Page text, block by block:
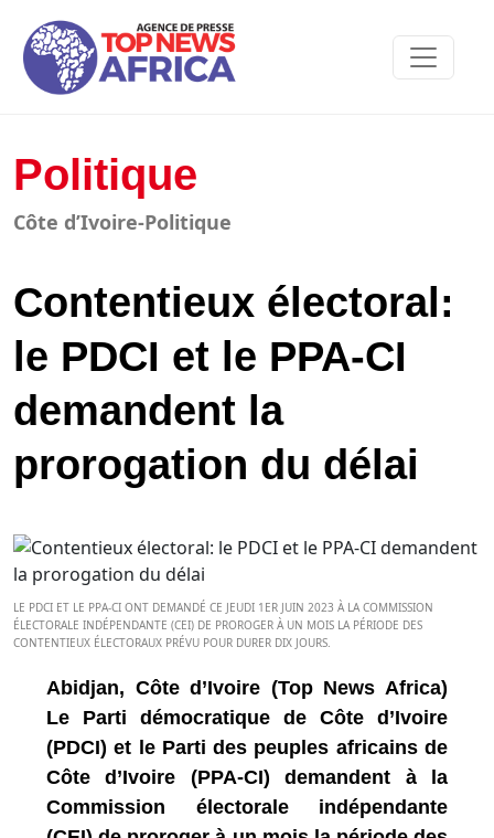
Politique
Côte d’Ivoire-Politique
Contentieux électoral:
le PDCI et le PPA-CI
demandent la
prorogation du délai
LE PDCI ET LE PPA-CI ONT DEMANDÉ CE JEUDI 1ER JUIN 2023 À LA COMMISSION
ÉLECTORALE INDÉPENDANTE (CEI) DE PROROGER À UN MOIS LA PÉRIODE DES
CONTENTIEUX ÉLECTORAUX PRÉVU POUR DURER DIX JOURS.
Abidjan, Côte d’Ivoire (Top News Africa)
Le Parti démocratique de Côte d’Ivoire
(PDCI) et le Parti des peuples africains de
Côte d’Ivoire (PPA-CI) demandent à la
Commission électorale indépendante